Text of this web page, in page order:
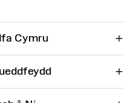
Cymru +
+